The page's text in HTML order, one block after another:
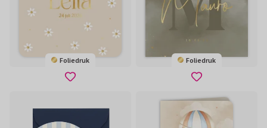
Foliedruk Foliedruk